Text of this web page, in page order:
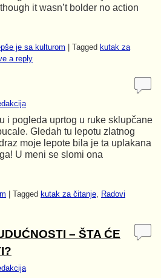
it wasn’t bolder no action
je sa kulturom Tagged kutak za
a reply
i pogleda uprtog u ruke sklupčane
Gledah tu lepotu zlatnog
moje lepote bila je ta uplakana
U meni se slomi ona
Tagged kutak za čitanje, Radovi
– ŠTA ĆE